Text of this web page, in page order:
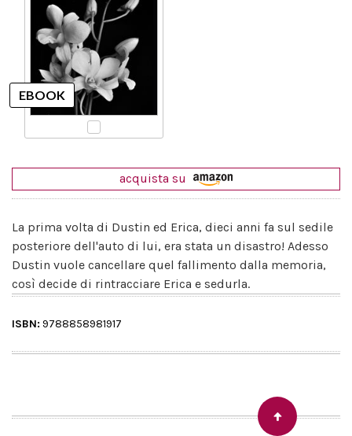
acquista su
La prima volta di Dustin ed Erica, dieci anni fa sul sedile
posteriore dell'auto di lui, era stata un disastro! Adesso
Dustin vuole cancellare quel fallimento dalla memoria,
così decide di rintracciare Erica e sedurla.
ISBN: 9788858981917